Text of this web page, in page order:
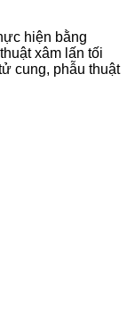
hiện bằng
xâm lấn tối
cung, phẫu thuật